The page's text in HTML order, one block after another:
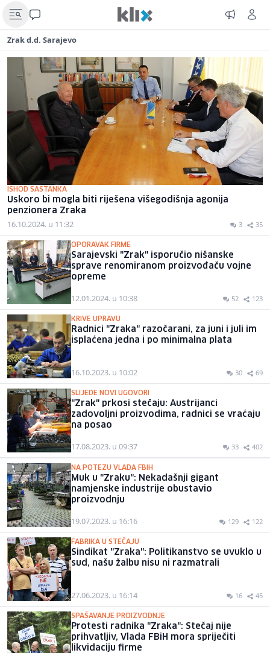
Zrak d.d. Sarajevo
ISHOD SASTANKA
Uskoro bi mogla biti riješena višegodišnja agonija
penzionera Zraka
16.10.2024. u 11:32 3 35
OPORAVAK FIRME
Sarajevski "Zrak" isporučio nišanske
sprave renomiranom proizvođaču vojne
opreme
12.01.2024. u 10:38 52 123
KRIVE UPRAVU
Radnici "Zraka" razočarani, za juni i juli im
isplaćena jedna i po minimalna plata
16.10.2023. u 10:02 30 69
SLIJEDE NOVI UGOVORI
"Zrak" prkosi stečaju: Austrijanci
zadovoljni proizvodima, radnici se vraćaju
na posao
17.08.2023. u 09:37 33 402
NA POTEZU VLADA FBIH
Muk u "Zraku": Nekadašnji gigant
namjenske industrije obustavio
proizvodnju
19.07.2023. u 16:16 129 122
FABRIKA U STEČAJU
Sindikat "Zraka": Politikanstvo se uvuklo u
sud, našu žalbu nisu ni razmatrali
27.06.2023. u 16:14 16 45
SPAŠAVANJE PROIZVODNJE
Protesti radnika "Zraka": Stečaj nije
prihvatljiv, Vlada FBiH mora spriječiti
likvidaciju firme